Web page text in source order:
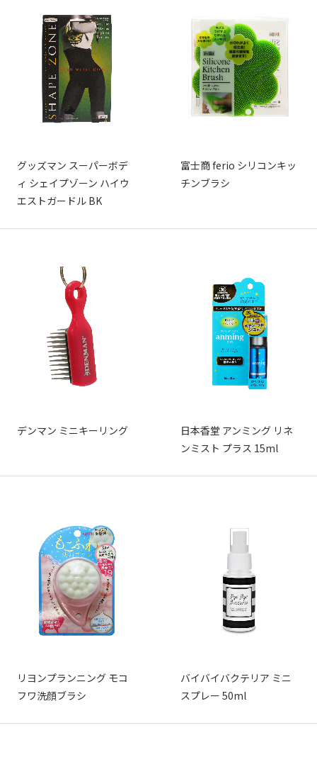
グッズマン スーパーボデ
ィ シェイプゾーン ハイウ
エストガードル BK
富士商 ferio シリコンキッ
チンブラシ
デンマン ミニキーリング
日本香堂 アンミング リネ
ンミスト プラス 15ml
リヨンプランニング モコ
フワ洗顔ブラシ
バイバイバクテリア ミニ
スプレー 50ml